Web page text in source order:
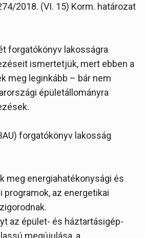
2018. (VI. 15) Korm. határozat
forgatókönyv lakosságra
ismertetjük, mert ebben a
meg leginkább – bár nem
épületállományra
forgatókönyv lakosság
meg energiahatékonysági és
az energetikai
az épület- és háztartásigép-
megújulása, a